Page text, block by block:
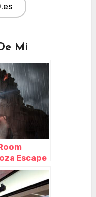
Mi
Escape
Antonio
–